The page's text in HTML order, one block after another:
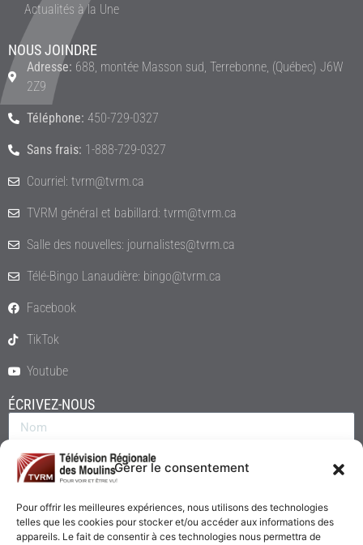
Gérer le consentement
Pour offrir les meilleures expériences, nous utilisons des technologies
telles que les cookies pour stocker et/ou accéder aux informations des
appareils. Le fait de consentir à ces technologies nous permettra de
Actualités à la Une
NOUS JOINDRE
Adresse: 688, montée Masson sud, Terrebonne, (Québec) J6W
2Z9
Téléphone: 450-729-0327
Sans frais: 1-888-729-0327
Courriel: tvrm@tvrm.ca
TVRM général et babillard: tvrm@tvrm.ca
Salle des nouvelles: journalistes@tvrm.ca
Télé-Bingo Lanaudière: bingo@tvrm.ca
Facebook
TikTok
Youtube
ÉCRIVEZ-NOUS